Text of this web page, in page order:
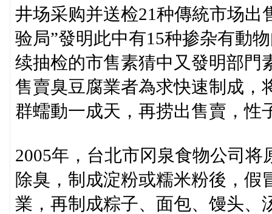
井场采购并送检21种傳統市场出
验局”發明此中有15种掺杂有動
续抽检的市售素猜中又發明部門
售賣臭豆腐業者為求快速制成，
群蠕動一成天，再捞出售賣，性
2005年，台北市冈泉食物公司
除臭，制成淀粉或糯米粉後，假
業，再制成粽子、面包、馒头、